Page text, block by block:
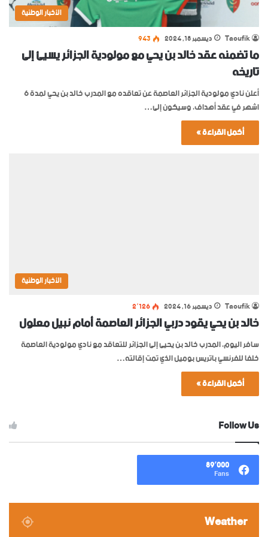
الأخبار الوطنية
Taoufik ديسمبر 18, 2024 943
ما تضمنه عقد خالد بن يحي مع مولودية الجزائر يسيئ إلى
تاريخه
أعلن نادي مولودية الجزائر العاصمة عن تعاقده مع المدرب خالد بن يحي لمدة 6
اشهر في عقد أهداف، وسيكون إلى…
أكمل القراءة »
الأخبار الوطنية
Taoufik ديسمبر 16, 2024 2٬126
خالد بن يحي يقود دربي الجزائر العاصمة أمام نبيل معلول
سافر اليوم، المدرب خالد بن يحيى إلى الجزائر للتعاقد مع نادي مولودية العاصمة
خلفا للفرنسي باتريس بوميل الذي تمت إقالته…
أكمل القراءة »
Follow Us
89٬000
Fans
Weather